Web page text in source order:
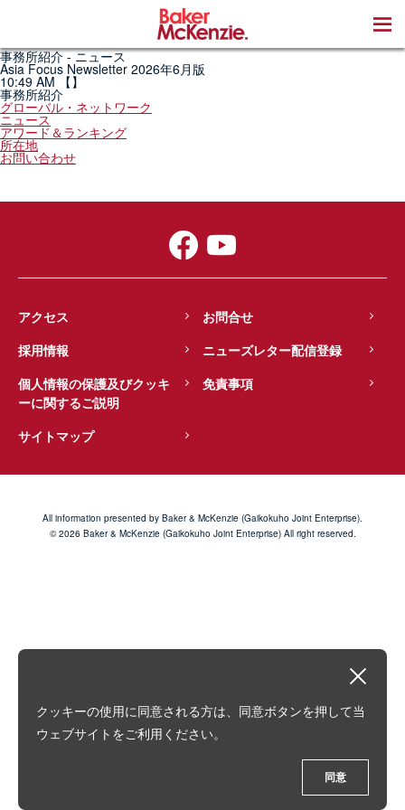
事務所紹介 - ニュース
Asia Focus Newsletter 2026年6月版
10:49 AM 【】
事務所紹介
グローバル・ネットワーク
ニュース
アワード＆ランキング
所在地
お問い合わせ
アクセス
お問合せ
採用情報
ニューズレター配信登録
個人情報の保護及びクッキ
ーに関するご説明
免責事項
サイトマップ
All information presented by Baker & McKenzie (Gaikokuho Joint Enterprise).
© 2026 Baker & McKenzie (Gaikokuho Joint Enterprise) All right reserved.
クッキーの使用に同意される方は、同意ボタンを押して当
ウェブサイトをご利用ください。
同意